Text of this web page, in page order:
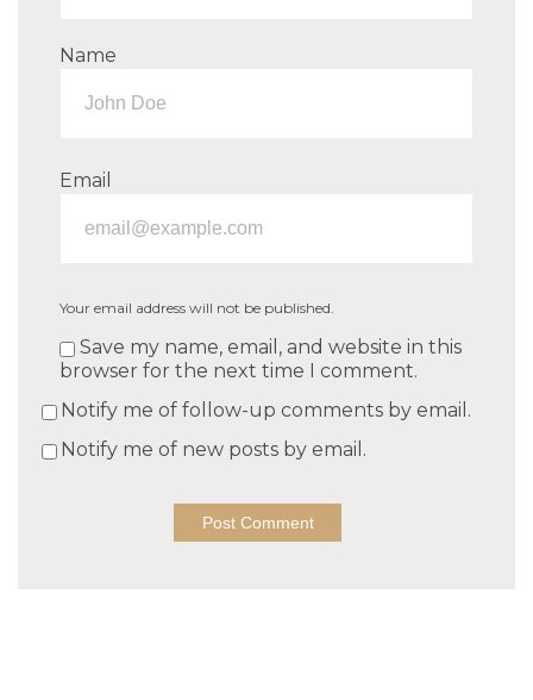
Name
Email
Your email address will not be published.
Save my name, email, and website in this
browser for the next time I comment.
Notify me of follow-up comments by email.
Notify me of new posts by email.